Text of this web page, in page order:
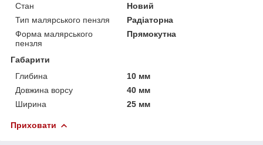
Стан
Новий
Тип малярського пензля
Радіаторна
Форма малярського
пензля
Прямокутна
Габарити
Глибина
10 мм
Довжина ворсу
40 мм
Ширина
25 мм
Приховати